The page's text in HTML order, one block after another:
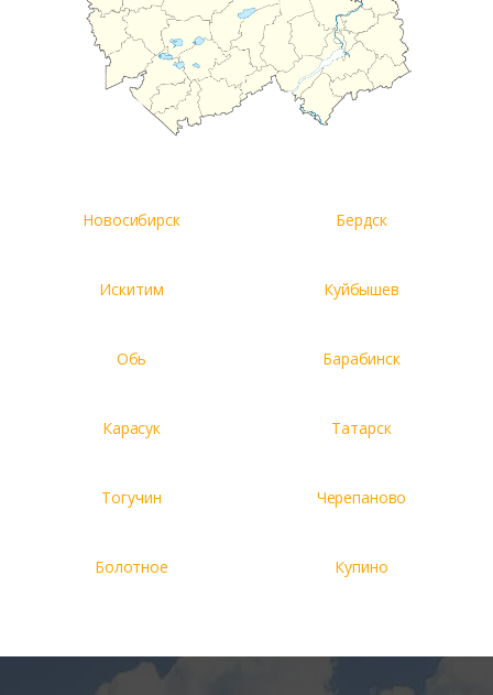
Новосибирск Бердск
Искитим Куйбышев
Обь Барабинск
Карасук Татарск
Тогучин Черепаново
Болотное Купино